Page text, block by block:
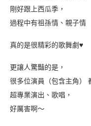
剛好跟上西瓜季，
過程中有祖孫情、親子情
真的是很精彩的歌舞劇♥︎
更讓人驚豔的是，
很多位演員（包含主角）
超專業演出、歌唱，
好厲害啊～